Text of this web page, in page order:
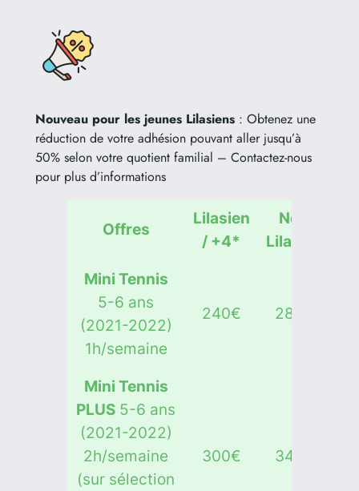
Nouveau pour les jeunes Lilasiens: Obtenez une
réduction de votre adhésion pouvant aller jusqu’à
50% selon votre quotient familial – Contactez-nous
pour plus d’informations
Offres
Lilasien
/ +4*
Non
Lilasien
Mini Tennis
5-6 ans
(2021-2022)
1h/semaine
240€ 280€
Mini Tennis
PLUS 5-6 ans
(2021-2022)
2h/semaine
(sur sélection
300€ 340€